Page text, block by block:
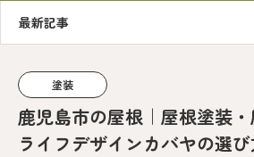
最新記事
塗装
鹿児島市の屋根｜屋根塗装
ライフデザインカバヤの選